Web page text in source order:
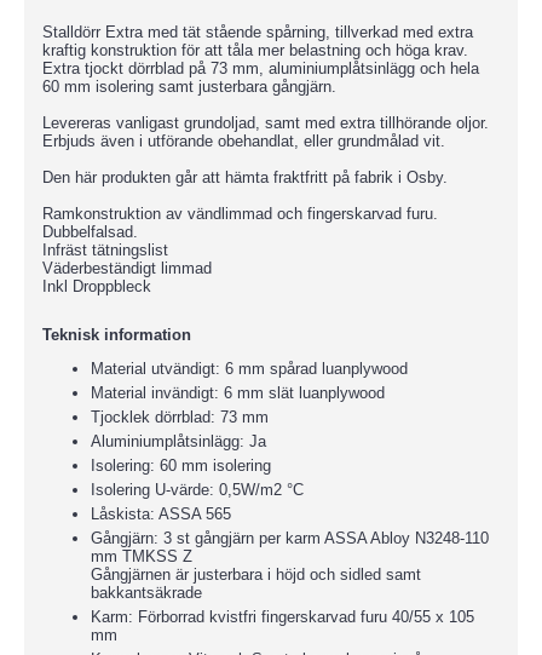
Stalldörr Extra med tät stående spårning, tillverkad med extra
kraftig konstruktion för att tåla mer belastning och höga krav.
Extra tjockt dörrblad på 73 mm, aluminiumplåtsinlägg och hela
60 mm isolering samt justerbara gångjärn.
Levereras vanligast grundoljad, samt med extra tillhörande oljor.
Erbjuds även i utförande obehandlat, eller grundmålad vit.
Den här produkten går att hämta fraktfritt på fabrik i Osby.
Ramkonstruktion av vändlimmad och fingerskarvad furu.
Dubbelfalsad.
Infräst tätningslist
Väderbeständigt limmad
Inkl Droppbleck
Teknisk information
Material utvändigt: 6 mm spårad luanplywood
Material invändigt: 6 mm slät luanplywood
Tjocklek dörrblad: 73 mm
Aluminiumplåtsinlägg: Ja
Isolering: 60 mm isolering
Isolering U-värde: 0,5W/m2 °C
Låskista: ASSA 565
Gångjärn: 3 st gångjärn per karm ASSA Abloy N3248-110
mm TMKSS Z
Gångjärnen är justerbara i höjd och sidled samt
bakkantsäkrade
Karm: Förborrad kvistfri fingerskarvad furu 40/55 x 105
mm